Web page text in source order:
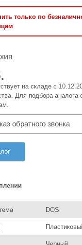
только по
на складе с
Для подбора аналога
обратного звонка
DOS
Черный